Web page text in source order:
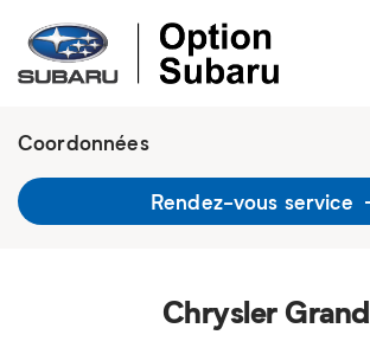
Coordonnées
Fermé : Ouverture-
Rendez-vous service
Chrysler Grand